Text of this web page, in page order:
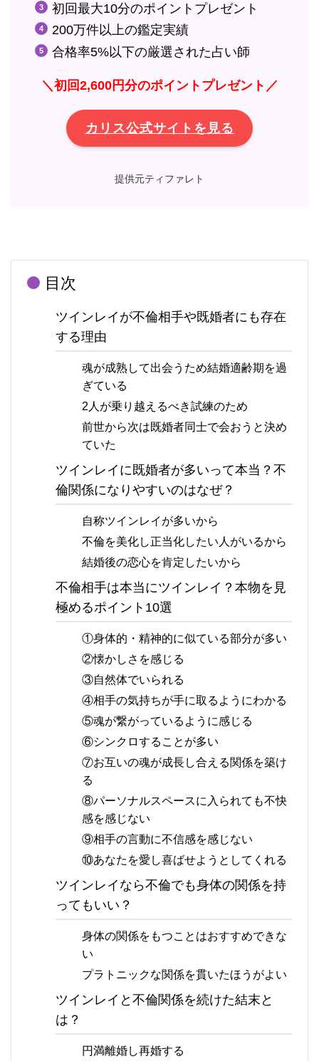
初回最大10分のポイントプレゼント
200万件以上の鑑定実績
合格率5%以下の厳選された占い師
＼初回2,600円分のポイントプレゼント／
カリス公式サイトを見る
提供元ティファレト
目次
ツインレイが不倫相手や既婚者にも存在
する理由
魂が成熟して出会うため結婚適齢期を過
ぎている
2人が乗り越えるべき試練のため
前世から次は既婚者同士で会おうと決め
ていた
ツインレイに既婚者が多いって本当？不
倫関係になりやすいのはなぜ？
自称ツインレイが多いから
不倫を美化し正当化したい人がいるから
結婚後の恋心を肯定したいから
不倫相手は本当にツインレイ？本物を見
極めるポイント10選
①身体的・精神的に似ている部分が多い
②懐かしさを感じる
③自然体でいられる
④相手の気持ちが手に取るようにわかる
⑤魂が繋がっているように感じる
⑥シンクロすることが多い
⑦お互いの魂が成長し合える関係を築け
る
⑧パーソナルスペースに入られても不快
感を感じない
⑨相手の言動に不信感を感じない
⑩あなたを愛し喜ばせようとしてくれる
ツインレイなら不倫でも身体の関係を持
ってもいい？
身体の関係をもつことはおすすめできな
い
プラトニックな関係を貫いたほうがよい
ツインレイと不倫関係を続けた結末と
は？
円満離婚し再婚する